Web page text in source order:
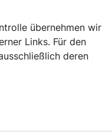
übernehmen wir
Links. Für den
deren